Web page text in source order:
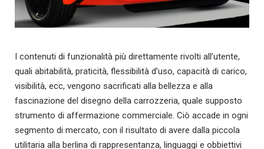
I contenuti di funzionalità più direttamente rivolti all’utente,
quali abitabilità, praticità, flessibilità d’uso, capacità di carico,
visibilità, ecc, vengono sacrificati alla bellezza e alla
fascinazione del disegno della carrozzeria, quale supposto
strumento di affermazione commerciale. Ciò accade in ogni
segmento di mercato, con il risultato di avere dalla piccola
utilitaria alla berlina di rappresentanza, linguaggi e obbiettivi